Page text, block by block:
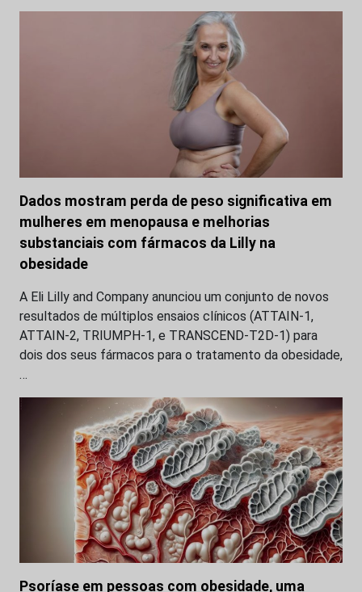
Dados mostram perda de peso significativa em
mulheres em menopausa e melhorias
substanciais com fármacos da Lilly na
obesidade
A Eli Lilly and Company anunciou um conjunto de novos
resultados de múltiplos ensaios clínicos (ATTAIN-1,
ATTAIN-2, TRIUMPH-1, e TRANSCEND-T2D-1) para
dois dos seus fármacos para o tratamento da obesidade,
…
Psoríase em pessoas com obesidade, uma